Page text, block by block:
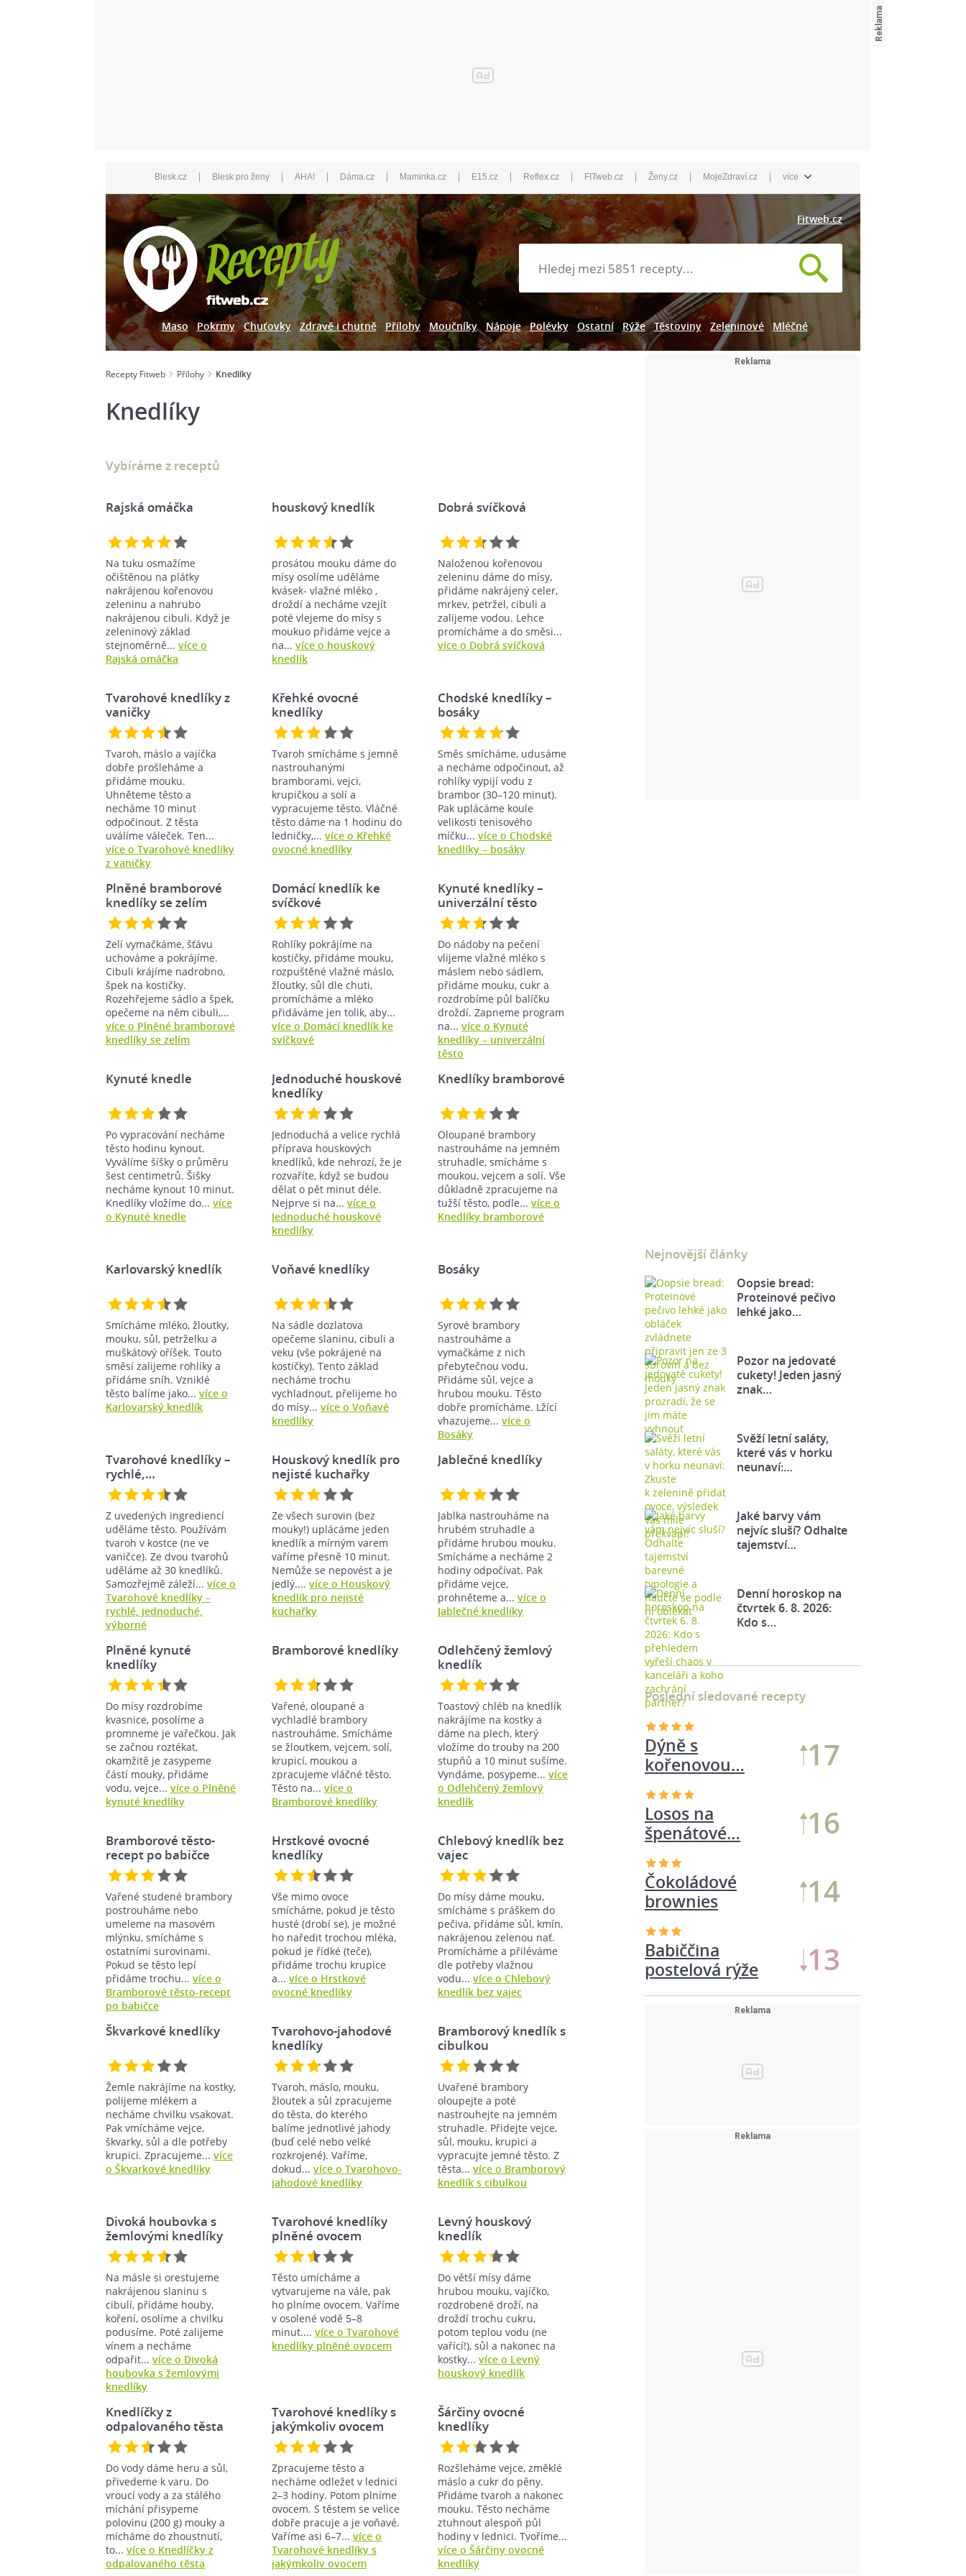
Blesk.cz | Blesk pro ženy | AHA! | Dáma.cz | Maminka.cz | E15.cz | Reflex.cz | FITweb.cz | Ženy.cz | MojeZdraví.cz | více
Fitweb.cz
Maso Pokrmy Chuťovky Zdravě i chutně Přílohy Moučníky Nápoje Polévky Ostatní Rýže Těstoviny Zeleninové Mléčné
Recepty Fitweb Přílohy Knedlíky
Knedlíky
Vybíráme z receptů
Rajská omáčka
Na tuku osmažíme
očištěnou na plátky
nakrájenou kořenovou
zeleninu a nahrubo
nakrájenou cibuli. Když je
zeleninový základ
stejnoměrně... více o
Rajská omáčka
houskový knedlík
prosátou mouku dáme do
mísy osolíme uděláme
kvásek- vlažné mléko ,
droždí a necháme vzejít
poté vlejeme do mísy s
moukuo přidáme vejce a
na... více o houskový
knedlík
Dobrá svíčková
Naloženou kořenovou
zeleninu dáme do mísy,
přidáme nakrájený celer,
mrkev, petržel, cibuli a
zalijeme vodou. Lehce
promícháme a do směsi...
více o Dobrá svíčková
Tvarohové knedlíky z
vaničky
Tvaroh, máslo a vajíčka
dobře prošleháme a
přidáme mouku.
Uhněteme těsto a
necháme 10 minut
odpočinout. Z těsta
uválíme váleček. Ten...
více o Tvarohové knedlíky
z vaničky
Křehké ovocné
knedlíky
Tvaroh smícháme s jemně
nastrouhanými
bramborami, vejci,
krupičkou a solí a
vypracujeme těsto. Vláčné
těsto dáme na 1 hodinu do
ledničky,... více o Křehké
ovocné knedlíky
Chodské knedlíky –
bosáky
Směs smícháme, udusáme
a necháme odpočinout, až
rohlíky vypijí vodu z
brambor (30–120 minut).
Pak uplácáme koule
velikosti tenisového
míčku... více o Chodské
knedlíky – bosáky
Plněné bramborové
knedlíky se zelím
Zelí vymačkáme, šťávu
uchováme a pokrájíme.
Cibuli krájíme nadrobno,
špek na kostičky.
Rozehřejeme sádlo a špek,
opečeme na něm cibuli,...
více o Plněné bramborové
knedlíky se zelím
Domácí knedlík ke
svíčkové
Rohlíky pokrájíme na
kostičky, přidáme mouku,
rozpuštěné vlažné máslo,
žloutky, sůl dle chuti,
promícháme a mléko
přidáváme jen tolik, aby...
více o Domácí knedlík ke
svíčkové
Kynuté knedlíky –
univerzální těsto
Do nádoby na pečení
vlijeme vlažné mléko s
máslem nebo sádlem,
přidáme mouku, cukr a
rozdrobíme půl balíčku
droždí. Zapneme program
na... více o Kynuté
knedlíky – univerzální
těsto
Kynuté knedle
Po vypracování necháme
těsto hodinu kynout.
Vyválíme šíšky o průměru
šest centimetrů. Šišky
necháme kynout 10 minut.
Knedlíky vložíme do... více
o Kynuté knedle
Jednoduché houskové
knedlíky
Jednoduchá a velice rychlá
příprava houskových
knedlíků, kde nehrozí, že je
rozvaříte, když se budou
dělat o pět minut déle.
Nejprve si na... více o
Jednoduché houskové
knedlíky
Knedlíky bramborové
Oloupané brambory
nastrouháme na jemném
struhadle, smícháme s
moukou, vejcem a solí. Vše
důkladně zpracujeme na
tužší těsto, podle... více o
Knedlíky bramborové
Karlovarský knedlík
Smícháme mléko, žloutky,
mouku, sůl, petrželku a
muškátový oříšek. Touto
směsí zalijeme rohlíky a
přidáme sníh. Vzniklé
těsto balíme jako... více o
Karlovarský knedlík
Voňavé knedlíky
Na sádle dozlatova
opečeme slaninu, cibuli a
veku (vše pokrájené na
kostičky). Tento základ
necháme trochu
vychladnout, přelijeme ho
do mísy... více o Voňavé
knedlíky
Bosáky
Syrové brambory
nastrouháme a
vymačkáme z nich
přebytečnou vodu.
Přidáme sůl, vejce a
hrubou mouku. Těsto
dobře promícháme. Lžící
vhazujeme... více o
Bosáky
Tvarohové knedlíky –
rychlé,…
Z uvedených ingrediencí
uděláme těsto. Používám
tvaroh v kostce (ne ve
vaničce). Ze dvou tvarohů
uděláme až 30 knedlíků.
Samozřejmě záleží... více o
Tvarohové knedlíky –
rychlé, jednoduché,
výborné
Houskový knedlík pro
nejisté kuchařky
Ze všech surovin (bez
mouky!) uplácáme jeden
knedlík a mírným varem
vaříme přesně 10 minut.
Nemůže se nepovést a je
jedlý.... více o Houskový
knedlík pro nejisté
kuchařky
Jablečné knedlíky
Jablka nastrouháme na
hrubém struhadle a
přidáme hrubou mouku.
Smícháme a necháme 2
hodiny odpočívat. Pak
přidáme vejce,
prohněteme a... více o
Jablečné knedlíky
Plněné kynuté
knedlíky
Do mísy rozdrobíme
kvasnice, posolíme a
promneme je vařečkou. Jak
se začnou roztékat,
okamžitě je zasypeme
částí mouky, přidáme
vodu, vejce... více o Plněné
kynuté knedlíky
Bramborové knedlíky
Vařené, oloupané a
vychladlé brambory
nastrouháme. Smícháme
se žloutkem, vejcem, solí,
krupicí, moukou a
zpracujeme vláčné těsto.
Těsto na... více o
Bramborové knedlíky
Odlehčený žemlový
knedlík
Toastový chléb na knedlík
nakrájíme na kostky a
dáme na plech, který
vložíme do trouby na 200
stupňů a 10 minut sušíme.
Vyndáme, posypeme... více
o Odlehčený žemlový
knedlík
Bramborové těsto-
recept po babičce
Vařené studené brambory
postrouháme nebo
umeleme na masovém
mlýnku, smícháme s
ostatními surovinami.
Pokud se těsto lepí
přidáme trochu... více o
Bramborové těsto-recept
po babičce
Hrstkové ovocné
knedlíky
Vše mimo ovoce
smícháme, pokud je těsto
husté (drobí se), je možné
ho naředit trochou mléka,
pokud je řídké (teče),
přidáme trochu krupice
a... více o Hrstkové
ovocné knedlíky
Chlebový knedlík bez
vajec
Do mísy dáme mouku,
smícháme s práškem do
pečiva, přidáme sůl, kmín,
nakrájenou zelenou nať.
Promícháme a přiléváme
dle potřeby vlažnou
vodu... více o Chlebový
knedlík bez vajec
Škvarkové knedlíky
Žemle nakrájíme na kostky,
polijeme mlékem a
necháme chvilku vsakovat.
Pak vmícháme vejce,
škvarky, sůl a dle potřeby
krupici. Zpracujeme... více
o Škvarkové knedlíky
Tvarohovo-jahodové
knedlíky
Tvaroh, máslo, mouku,
žloutek a sůl zpracujeme
do těsta, do kterého
balíme jednotlivé jahody
(buď celé nebo velké
rozkrojené). Vaříme,
dokud... více o Tvarohovo-
jahodové knedlíky
Bramborový knedlík s
cibulkou
Uvařené brambory
oloupejte a poté
nastrouhejte na jemném
struhadle. Přidejte vejce,
sůl, mouku, krupici a
vypracujte jemné těsto. Z
těsta... více o Bramborový
knedlík s cibulkou
Divoká houbovka s
žemlovými knedlíky
Na másle si orestujeme
nakrájenou slaninu s
cibulí, přidáme houby,
koření, osolíme a chvilku
podusíme. Poté zalijeme
vínem a necháme
odpařit... více o Divoká
houbovka s žemlovými
knedlíky
Tvarohové knedlíky
plněné ovocem
Těsto umícháme a
vytvarujeme na vále, pak
ho plníme ovocem. Vaříme
v osolené vodě 5–8
minut.... více o Tvarohové
knedlíky plněné ovocem
Levný houskový
knedlík
Do větší mísy dáme
hrubou mouku, vajíčko,
rozdrobené droží, na
droždí trochu cukru,
potom teplou vodu (ne
vařící!), sůl a nakonec na
kostky... více o Levný
houskový knedlík
Knedlíčky z
odpalovaného těsta
Do vody dáme heru a sůl,
přivedeme k varu. Do
vroucí vody a za stálého
míchání přisypeme
polovinu (200 g) mouky a
mícháme do zhoustnutí,
to... více o Knedlíčky z
odpalovaného těsta
Tvarohové knedlíky s
jakýmkoliv ovocem
Zpracujeme těsto a
necháme odležet v lednici
2–3 hodiny. Potom plníme
ovocem. S těstem se velice
dobře pracuje a je voňavé.
Vaříme asi 6–7... více o
Tvarohové knedlíky s
jakýmkoliv ovocem
Šárčiny ovocné
knedlíky
Rozšleháme vejce, změklé
máslo a cukr do pěny.
Přidáme tvaroh a nakonec
mouku. Těsto necháme
ztuhnout alespoň půl
hodiny v lednici. Tvoříme...
více o Šárčiny ovocné
knedlíky
Nejnovější články
Oopsie bread:
Proteinové pečivo
lehké jako…
Pozor na jedovaté
cukety! Jeden jasný
znak…
Svěží letní saláty,
které vás v horku
neunaví:…
Jaké barvy vám
nejvíc sluší? Odhalte
tajemství…
Denní horoskop na
čtvrtek 6. 8. 2026:
Kdo s…
Poslední sledované recepty
Dýně s
kořenovou…
17
Losos na
špenátové…
16
Babiččina
postelová rýže
14
Čokoládové
brownies
13